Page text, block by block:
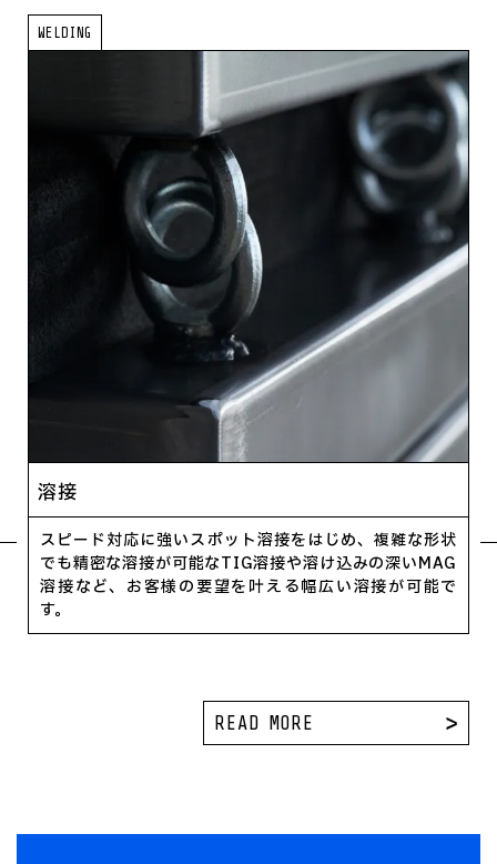
WELDING
溶接
スピード対応に強いスポット溶接をはじめ、複雑な形状
でも精密な溶接が可能なTIG溶接や溶け込みの深いMAG
溶接など、お客様の要望を叶える幅広い溶接が可能で
す。
READ MORE